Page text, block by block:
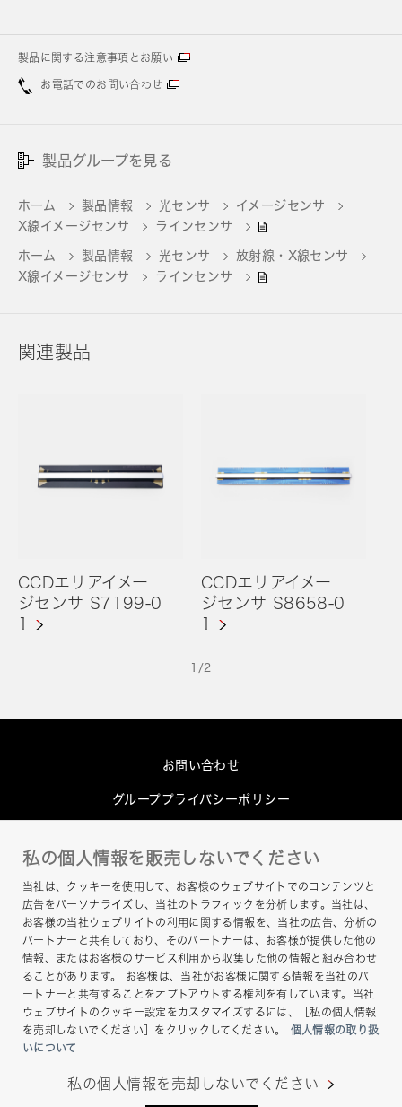
製品に関する注意事項とお願い
お電話でのお問い合わせ
製品グループを見る
ホーム 製品情報 光センサ
イメージセンサ
X線イメージセンサ
ラインセンサ
ホーム
製品情報 光センサ
放射線・X線センサ
X線イメージセンサ
ラインセンサ
関連製品
CCDエリアイメー
ジセンサ S7199-0
1
CCDエリアイメー
ジセンサ S8658-0
1
1 /2
お問い合わせ
グループプライバシーポリシー
このサイトについて
ヘルプ
サイトマップ
私の個人情報を販売しないでください
当社は、クッキーを使用して、お客様のウェブサイトでのコンテンツと
広告をパーソナライズし、当社のトラフィックを分析します。当社は、
お客様の当社ウェブサイトの利用に関する情報を、当社の広告、分析の
パートナーと共有しており、そのパートナーは、お客様が提供した他の
情報、またはお客様のサービス利用から収集した他の情報と組み合わせ
ることがあります。 お客様は、当社がお客様に関する情報を当社のパ
ートナーと共有することをオプトアウトする権利を有しています。当社
ウェブサイトのクッキー設定をカスタマイズするには、［私の個人情報
を売却しないでください］をクリックしてください。
個人情報の取り扱
いについて
私の個人情報を売却しないでください